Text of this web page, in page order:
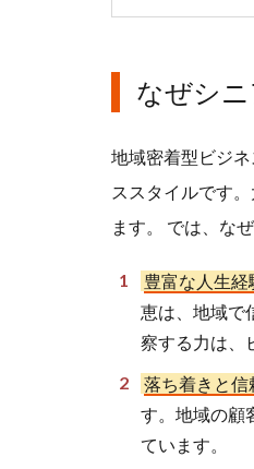
なぜシ
地域密着型ビジ
ススタイルです
ます。 では、な
豊富な人生経
恵は、地域で
察する力は、
落ち着きと信
す。地域の顧
ています。